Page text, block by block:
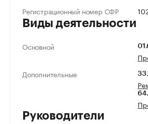
Регистрационный номер СФР
Виды деятельности
Основной
Дополнительные
Руководители